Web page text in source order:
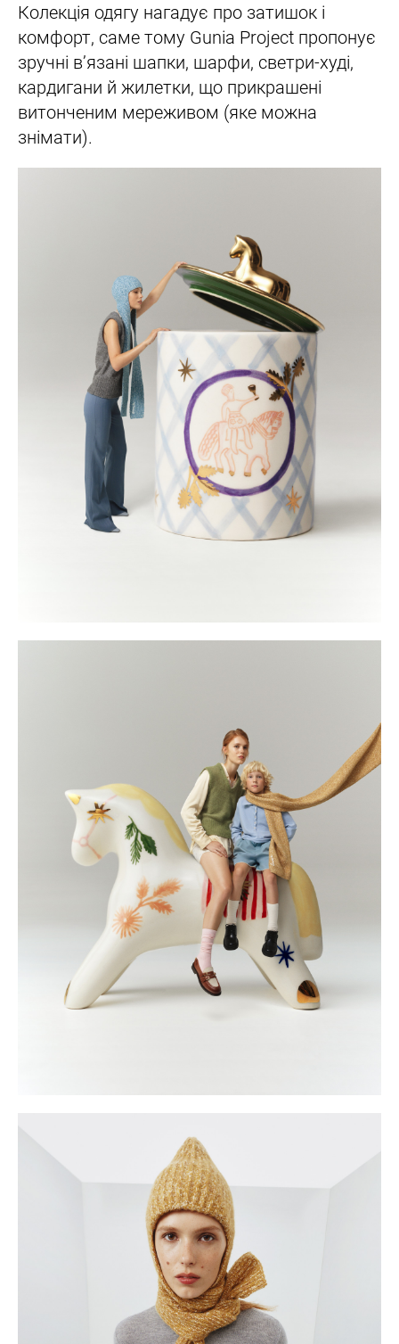
Колекція одягу нагадує про затишок і
комфорт, саме тому Gunia Project пропонує
зручні вʼязані шапки, шарфи, светри-худі,
кардигани й жилетки, що прикрашені
витонченим мереживом (яке можна
знімати).